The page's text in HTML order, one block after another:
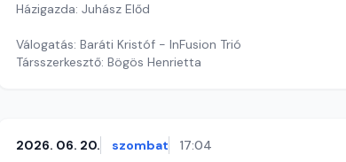
Házigazda: Juhász Előd
Válogatás: Baráti Kristóf - InFusion Trió
Társszerkesztő: Bögös Henrietta
2026. 06. 20. szombat 17:04